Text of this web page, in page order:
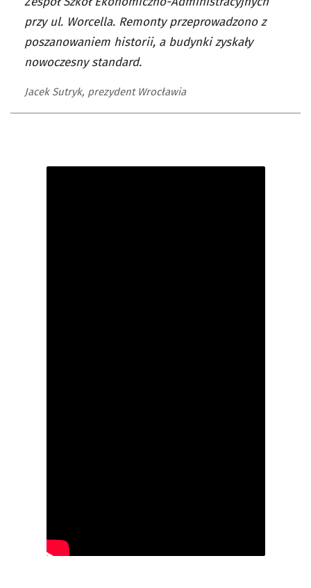
przy ul. Worcella. Remonty przeprowadzono z
poszanowaniem historii, a budynki zyskały
nowoczesny standard.
Jacek Sutryk, prezydent Wrocławia